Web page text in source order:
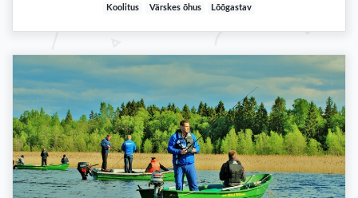
Koolitus Värskes õhus Lõõgastav